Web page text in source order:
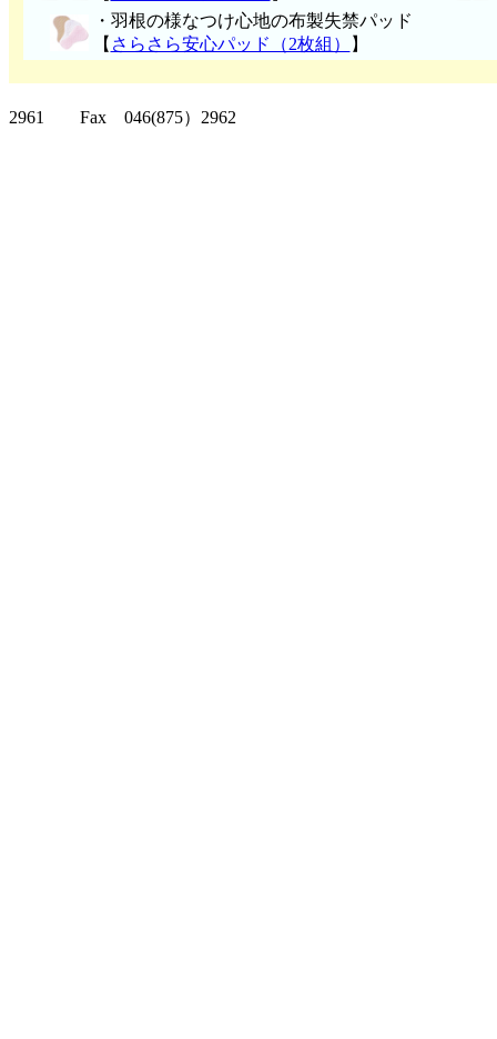
・ 羽根の様なつけ心地の布製失禁パッ ド
【 さらさら安心パッド（2枚組） 】
2961 Fax 046(875）2962